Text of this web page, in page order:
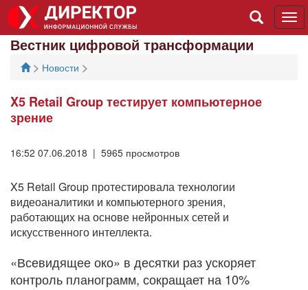
Вестник цифровой трансформации
> Новости >
X5 Retail Group тестирует компьютерное
зрение
16:52 07.06.2018 | 5965 просмотров
X5 Retail Group протестировала технологии
видеоаналитики и компьютерного зрения,
работающих на основе нейронных сетей и
искусственного интеллекта.
«Всевидящее око» в десятки раз ускоряет
контроль планограмм, сокращает на 10%